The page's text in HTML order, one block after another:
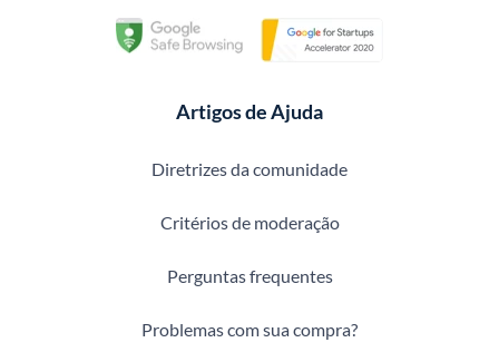
Artigos de Ajuda
Diretrizes da comunidade
Critérios de moderação
Perguntas frequentes
Problemas com sua compra?